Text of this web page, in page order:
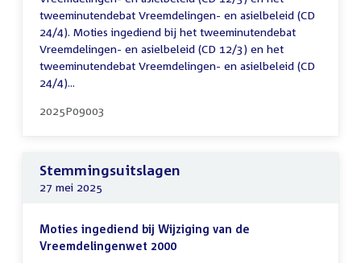
tweeminutendebat Vreemdelingen- en asielbeleid (CD
24/4). Moties ingediend bij het tweeminutendebat
Vreemdelingen- en asielbeleid (CD 12/3) en het
tweeminutendebat Vreemdelingen- en asielbeleid (CD
24/4)...
2025P09003
Stemmingsuitslagen
27 mei 2025
Moties ingediend bij Wijziging van de
Vreemdelingenwet 2000